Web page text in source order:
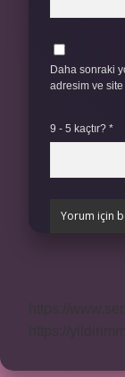
Daha sonraki
adresim ve site
9 - 5 kaçtır? *